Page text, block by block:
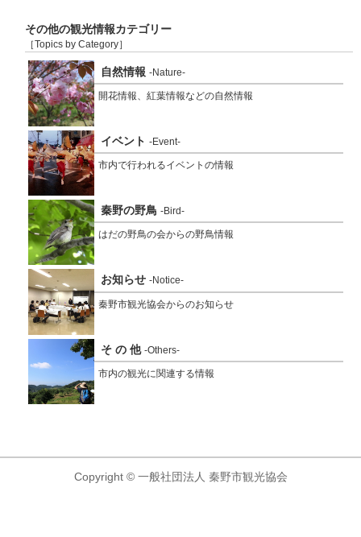
その他の観光情報カテゴリー
［Topics by Category］
自然情報 -Nature-
開花情報、紅葉情報などの自然情報
イベント -Event-
市内で行われるイベントの情報
秦野の野鳥 -Bird-
はだの野鳥の会からの野鳥情報
お知らせ -Notice-
秦野市観光協会からのお知らせ
そ の 他 -Others-
市内の観光に関連する情報
Copyright © 一般社団法人 秦野市観光協会